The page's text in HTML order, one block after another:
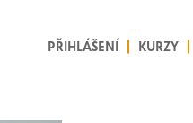
PŘIHLÁŠENÍ KURZY